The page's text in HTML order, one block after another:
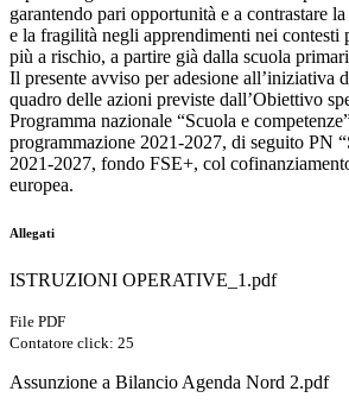
garantendo pari opportunità e a contrastare
e la fragilità negli apprendimenti nei
più a rischio, a partire già dalla scuola
Il presente avviso per adesione all’iniziativa
quadro delle azioni previste dall’Obiettivo
Programma nazionale “Scuola e
programmazione 2021-2027, di seguito PN
2021-2027, fondo FSE+, col
europea.
Allegati
ISTRUZIONI OPERATIVE_1.pdf
File PDF
Contatore click: 25
Assunzione a Bilancio Agenda Nord 2.pdf